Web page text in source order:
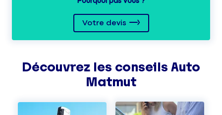
Votre devis
Découvrez les conseils Auto
Matmut